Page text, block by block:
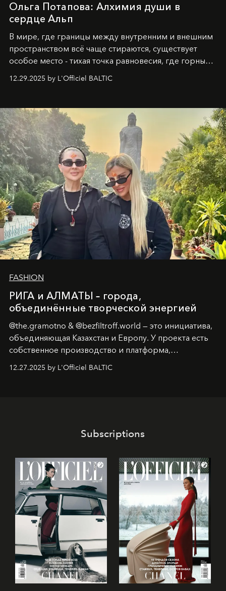
Ольга Потапова: Алхимия души в
сердце Альп
В мире, где границы между внутренним и внешним
пространством всё чаще стираются, существует
особое место - тихая точка равновесия, где горные
вершины Швейцарии встречаются с бездонными
глубинами человеческой души. Здесь, на стыке
Ольга Потапова - женщина, чей путь от поиска
истины превратился в искусство превращения
человеческих кризисов в возможности для
возрождения.
12.29.2025 by L'Officiel BALTIC
FASHION
РИГА и АЛМАТЫ – города,
объединённые творческой энергией
@the.gramotno & @bezfiltroff.world — это инициатива,
объединяющая Казахстан и Европу. У проекта есть
собственное производство и платформа,
предоставляющая возможности, поддержку и
решения для дизайнеров и молодых брендов.
12.27.2025 by L'Officiel BALTIC
Subscriptions